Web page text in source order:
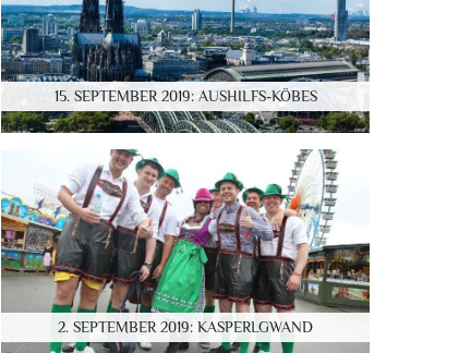
15. SEPTEMBER 2019: AUSHILFS-KÖBES
2. SEPTEMBER 2019: KASPERLGWAND